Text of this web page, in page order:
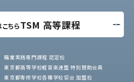
ちらTSM 高等課程
職業実践専門課程 認定校
東京都高等学校軽音楽連盟 特別賛助会員
東京都専修学校各種学校協会 加盟校